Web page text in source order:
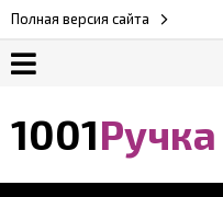
Полная версия сайта
1001Ручка